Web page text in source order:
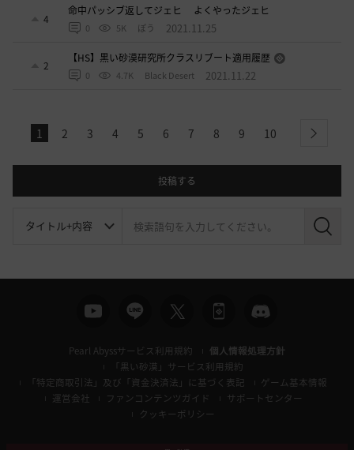
4
命中パッシブ返してジェヒ よくやったジェヒ
0 5K ぽう 2021.11.25
2
【HS】黒い砂漠研究所クラスリブート適用履歴
0 4.7K Black Desert 2021.11.22
1 2 3 4 5 6 7 8 9 10 next
投稿する
検
Pearl Abyssサービス利用規約
個人情報処理方針
「黒い砂漠」サービス利用規約
「特定商取引法」及び「資金決済法」に基づく表記
ゲーム基本情報
運営会社
ファンコンテンツガイド
サポートセンター
クッキーポリシー